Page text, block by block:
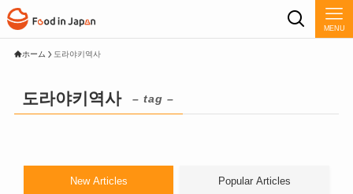
MENU
ホーム 도라야키역사
도라야키역사 – tag –
New Articles Popular Articles